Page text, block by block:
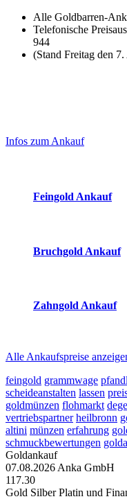
Alle Goldbarren-
Telefonische
944
(Stand Freitag den
Sidebar
Infos zum Ankauf
Feingold Ankauf
Bruchgold Ankauf
Zahngold Ankauf
Alle Ankaufspreise
feingold grammwage
scheideanstalten lassen
goldmünzen flohmarkt
vertriebspartner heilbronn
altini münzen erfahrung
schmuckbewertungen
Goldankauf
07.08.2026 Anka GmbH
117.30
Gold Silber Platin und